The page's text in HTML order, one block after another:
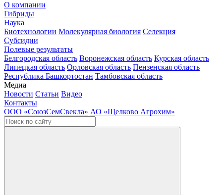
О компании
Гибриды
Наука
Биотехнологии Молекулярная биология Селекция
Субсидии
Полевые результаты
Белгородская область Воронежская область Курская область
Липецкая область Орловская область Пензенская область
Республика Башкортостан Тамбовская область
Медиа
Новости Статьи Видео
Контакты
ООО «СоюзСемСвекла» АО «Щелково Агрохим»